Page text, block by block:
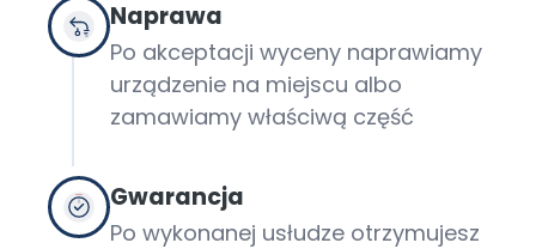
Naprawa
Po akceptacji wyceny naprawiamy
urządzenie na miejscu albo
zamawiamy właściwą część
Gwarancja
Po wykonanej usłudze otrzymujesz